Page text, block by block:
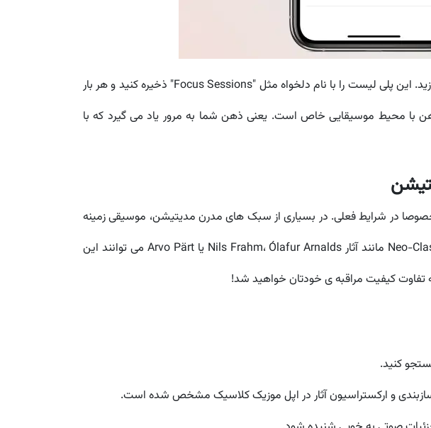
بعد از شناسایی قطعات مورد علاقه با زدن گزینه "Add to Playlist" می توانید پلی لیست شخصی بسازید. این پلی لیست را با نام دلخواه مثل "Focus Sessions" ذخیره کنید و هر بار
با محیط موسیقایی خاص است. یعنی ذهن شما به مرور یاد می گیرد که با
در شرایط فعلی. در بسیاری از سبک های مدرن مدیتیشن، موسیقی زمینه
نقشی کلیدی در ایجاد حالت آلفای مغز بازی می کند. قطعاتی از سبک Ambient Classical یا Neo-Classical مانند آثار Nils Frahm، Ólafur Arnalds یا Arvo Pärt می توانند این
تفاوت کیفیت مراقبه ی خودتان خواهید شد!
سازبندی و ارکستراسیون آثار در اپل موزیک کلاسیک مشخص شده است.